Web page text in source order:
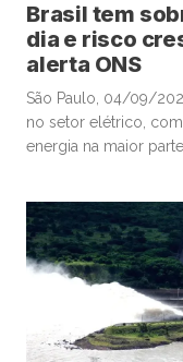
Brasil tem
dia e risco
alerta ONS
São Paulo, 04/09/
no setor elétrico,
energia na maior
Setor Elétrico (ONS),